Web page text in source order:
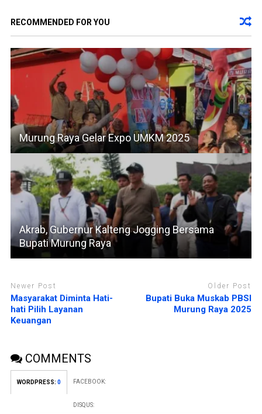
RECOMMENDED FOR YOU
Murung Raya Gelar Expo UMKM 2025
Akrab, Gubernur Kalteng Jogging Bersama
Bupati Murung Raya
Newer Post
Masyarakat Diminta Hati-
hati Pilih Layanan
Keuangan
Older Post
Bupati Buka Muskab PBSI
Murung Raya 2025
COMMENTS
WORDPRESS: 0 FACEBOOK:
DISQUS: